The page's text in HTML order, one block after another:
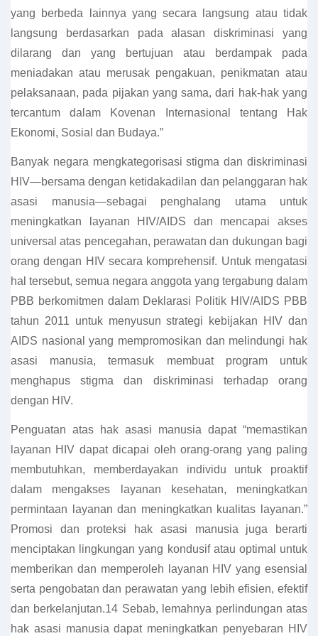
yang berbeda lainnya yang secara langsung atau tidak
langsung berdasarkan pada alasan diskriminasi yang
dilarang dan yang bertujuan atau berdampak pada
meniadakan atau merusak pengakuan, penikmatan atau
pelaksanaan, pada pijakan yang sama, dari hak-hak yang
tercantum dalam Kovenan Internasional tentang Hak
Ekonomi, Sosial dan Budaya.”
Banyak negara mengkategorisasi stigma dan diskriminasi
HIV—bersama dengan ketidakadilan dan pelanggaran hak
asasi manusia—sebagai penghalang utama untuk
meningkatkan layanan HIV/AIDS dan mencapai akses
universal atas pencegahan, perawatan dan dukungan bagi
orang dengan HIV secara komprehensif. Untuk mengatasi
hal tersebut, semua negara anggota yang tergabung dalam
PBB berkomitmen dalam Deklarasi Politik HIV/AIDS PBB
tahun 2011 untuk menyusun strategi kebijakan HIV dan
AIDS nasional yang mempromosikan dan melindungi hak
asasi manusia, termasuk membuat program untuk
menghapus stigma dan diskriminasi terhadap orang
dengan HIV.
Penguatan atas hak asasi manusia dapat “memastikan
layanan HIV dapat dicapai oleh orang-orang yang paling
membutuhkan, memberdayakan individu untuk proaktif
dalam mengakses layanan kesehatan, meningkatkan
permintaan layanan dan meningkatkan kualitas layanan.”
Promosi dan proteksi hak asasi manusia juga berarti
menciptakan lingkungan yang kondusif atau optimal untuk
memberikan dan memperoleh layanan HIV yang esensial
serta pengobatan dan perawatan yang lebih efisien, efektif
dan berkelanjutan.14 Sebab, lemahnya perlindungan atas
hak asasi manusia dapat meningkatkan penyebaran HIV